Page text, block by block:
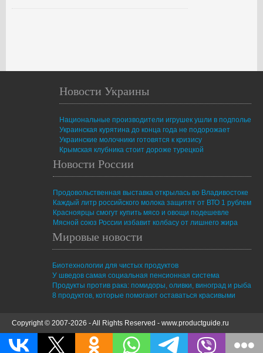
Новости Украины
Национальные производители игрушек ушли в подполье
Украинская курятина до конца года не подорожает
Украинские молочники готовятся к кризису
Крымская клубника стоит дороже турецкой
Новости России
Продовольственная выставка открылась во Владивостоке
Каждый литр российского молока защитят от ВТО 1 рублем
Красноярцы смогут купить мясо и овощи подешевле
Мясной союз России избавит колбасу от лишнего жира
Мировые новости
Биотехнологии для чистых продуктов
У шведов самая социальная пенсионная система
Продукты против рака: помидоры, оливки, виноград и рыба
8 продуктов, которые помогают оставаться красивыми
Copyright © 2007-2026 - All Rights Reserved - www.productguide.ru